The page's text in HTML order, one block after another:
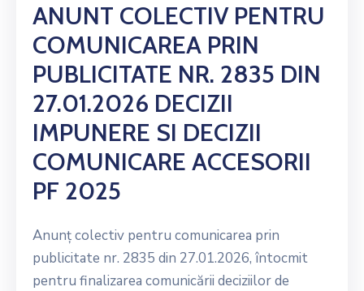
ANUNT COLECTIV PENTRU
COMUNICAREA PRIN
PUBLICITATE NR. 2835 DIN
27.01.2026 DECIZII
IMPUNERE SI DECIZII
COMUNICARE ACCESORII
PF 2025
Anunț colectiv pentru comunicarea prin
publicitate nr. 2835 din 27.01.2026, întocmit
pentru finalizarea comunicării deciziilor de